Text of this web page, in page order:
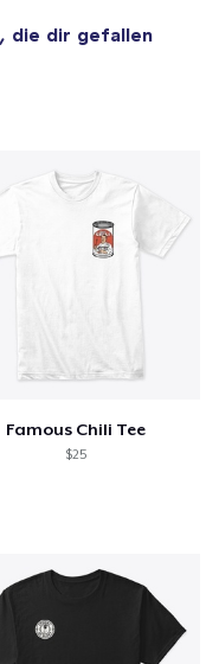
, die dir gefallen
Famous Chili Tee
$25